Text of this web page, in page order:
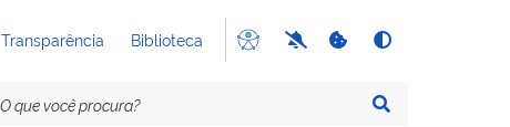
Transparência Biblioteca